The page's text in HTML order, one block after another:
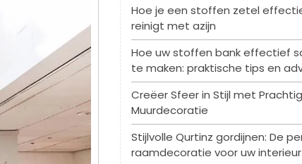
Hoe je een stoffen zetel
reinigt met azijn
Hoe uw stoffen bank effectief
te maken: praktische tips en
Creëer Sfeer in Stijl met
Muurdecoratie
Stijlvolle Qurtinz gordijnen: De
raamdecoratie voor uw interieur